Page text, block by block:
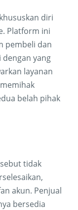
diri
Platform ini
pembeli dan
yang
layanan
belah pihak
tidak
akun. Penjual
bersedia